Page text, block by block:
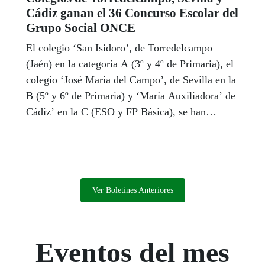
Cádiz ganan el 36 Concurso Escolar del
Grupo Social ONCE
El colegio ‘San Isidoro’, de Torredelcampo
(Jaén) en la categoría A (3º y 4º de Primaria), el
colegio ‘José María del Campo’, de Sevilla en la
B (5º y 6º de Primaria) y ‘María Auxiliadora’ de
Cádiz’ en la C (ESO y FP Básica), se han
invitaba a los docentes y estudiantes a aportar
ideas para diseñar banderas e himnos por la
Ver Boletines Anteriores
Eventos del mes